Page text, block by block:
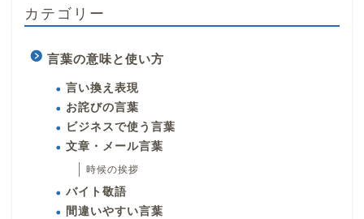
カテゴリー
言葉の意味と使い方
言い換え表現
お詫びの言葉
ビジネスで使う言葉
文章・メール言葉
時候の挨拶
バイト敬語
間違いやすい言葉